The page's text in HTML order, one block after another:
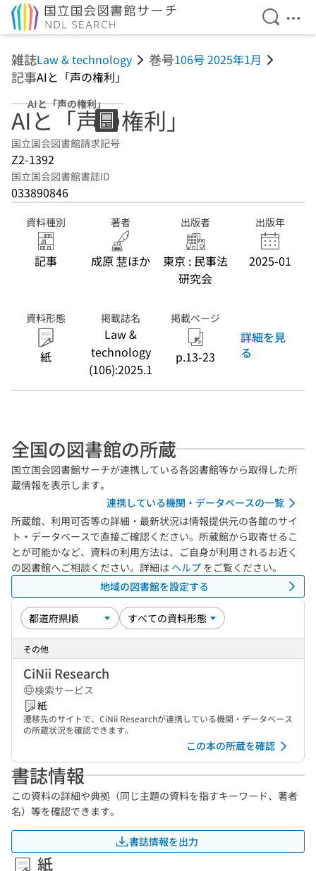
検索を
メ
雑誌Law & technology 巻号106号 2025年1月
記事AIと「声の権利」
AIと「声の権利」
AIと「声の権利」
国立国会図書館請求記号
Z2-1392
国立国会図書館書誌ID
033890846
資料種別
記事
著者
成原 慧ほか
出版者
東京 : 民事法
研究会
出版年
2025-01
資料形態
紙
掲載誌名
Law &
technology
(106):2025.1
掲載ページ
p.13-23
詳細を見
る
全国の図書館の所蔵
国立国会図書館サーチが連携している各図書館等から取得した所
蔵情報を表示します。
連携している機関・データベースの一覧
所蔵館、利用可否等の詳細・最新状況は情報提供元の各館のサイ
ト・データベースで直接ご確認ください。所蔵館から取寄せるこ
とが可能かなど、資料の利用方法は、ご自身が利用されるお近く
の図書館へご相談ください。詳細は ヘルプ をご覧ください。
地域の図書館を設定する
その他
CiNii Research
検索サービス
紙
遷移先のサイトで、CiNii Researchが連携している機関・データベース
の所蔵状況を確認できます。
この本の所蔵を確認
書誌情報
この資料の詳細や典拠（同じ主題の資料を指すキーワード、著者
名）等を確認できます。
書誌情報を出力
紙